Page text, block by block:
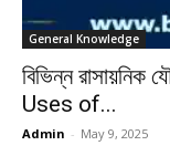
General Knowledge
বিভিন্ন
Uses of...
Admin - May 9, 2025